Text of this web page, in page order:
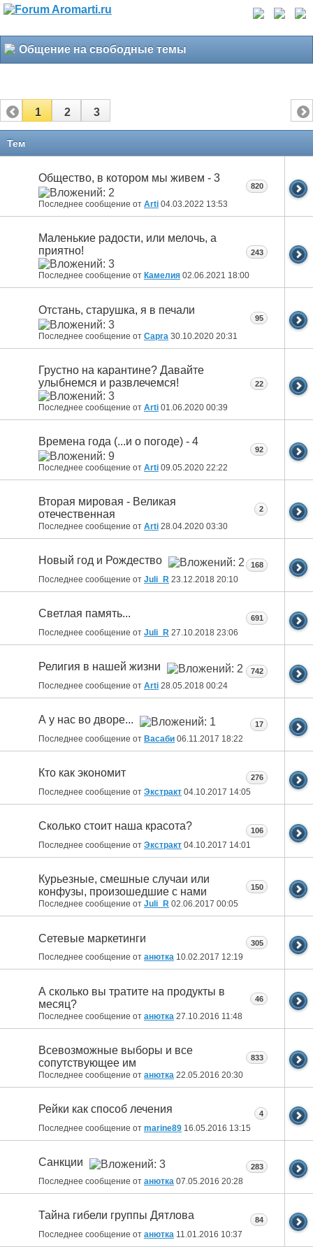
Общение на свободные темы
1 2 3
Тем
Общество, в котором мы живем - 3
Последнее сообщение от Arti 04.03.2022 13:53
820
Маленькие радости, или мелочь, а
приятно!
Последнее сообщение от Камелия 02.06.2021 18:00
243
Отстань, старушка, я в печали
Последнее сообщение от Capra 30.10.2020 20:31
95
Грустно на карантине? Давайте
улыбнемся и развлечемся!
Последнее сообщение от Arti 01.06.2020 00:39
22
Времена года (...и о погоде) - 4
Последнее сообщение от Arti 09.05.2020 22:22
92
Вторая мировая - Великая
отечественная
Последнее сообщение от Arti 28.04.2020 03:30
2
Новый год и Рождество
Последнее сообщение от Juli_R 23.12.2018 20:10
168
Светлая память...
Последнее сообщение от Juli_R 27.10.2018 23:06
691
Религия в нашей жизни
Последнее сообщение от Arti 28.05.2018 00:24
742
А у нас во дворе...
Последнее сообщение от Васаби 06.11.2017 18:22
17
Кто как экономит
Последнее сообщение от Экстракт 04.10.2017 14:05
276
Сколько стоит наша красота?
Последнее сообщение от Экстракт 04.10.2017 14:01
106
Курьезные, смешные случаи или
конфузы, произошедшие с нами
Последнее сообщение от Juli_R 02.06.2017 00:05
150
Сетевые маркетинги
Последнее сообщение от анютка 10.02.2017 12:19
305
А сколько вы тратите на продукты в
месяц?
Последнее сообщение от анютка 27.10.2016 11:48
46
Всевозможные выборы и все
сопутствующее им
Последнее сообщение от анютка 22.05.2016 20:30
833
Рейки как способ лечения
Последнее сообщение от marine89 16.05.2016 13:15
4
Санкции
Последнее сообщение от анютка 07.05.2016 20:28
283
Тайна гибели группы Дятлова
Последнее сообщение от анютка 11.01.2016 10:37
84